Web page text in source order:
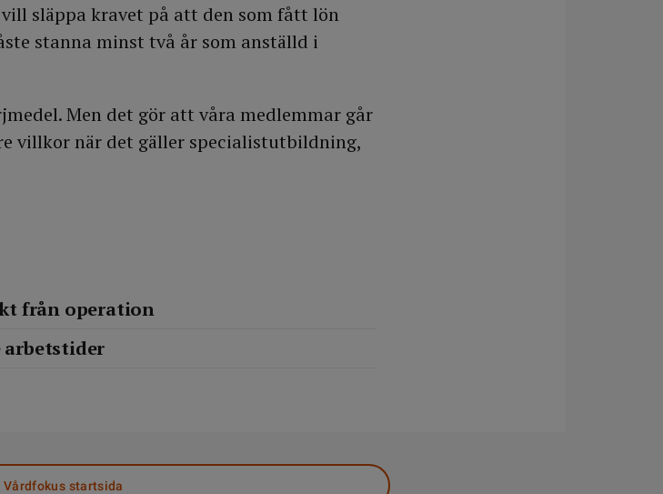
släppa kravet på att den som fått lön
stanna minst två år som anställd i
Men det gör att våra medlemmar går
villkor när det gäller specialistutbildning,
från operation
arbetstider
startsida